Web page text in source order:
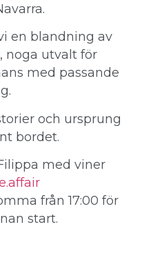
en blandning av
noga utvalt för
med passande
och ursprung
bordet.
med viner
från 17:00 för
start.